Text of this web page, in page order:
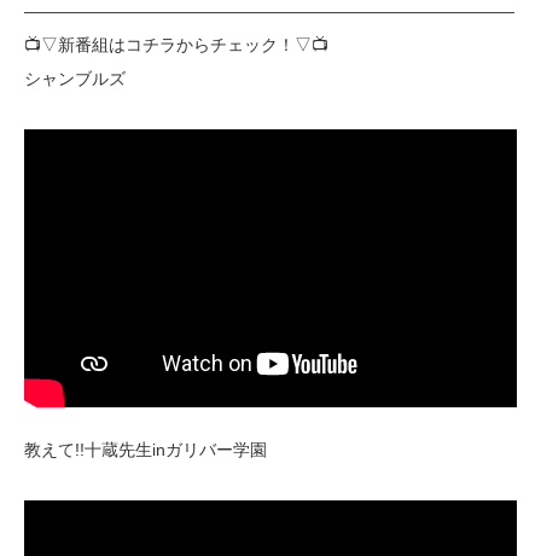
―――――――――――――――――――――――――――――
📺▽新番組はコチラからチェック！▽📺
シャンブルズ
教えて!!十蔵先生inガリバー学園